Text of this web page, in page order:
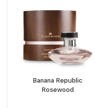
Banana Republic
Rosewood